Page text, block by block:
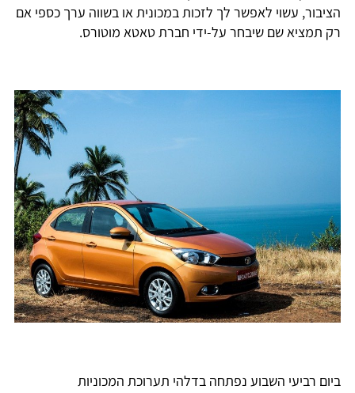
הציבור, עשוי לאפשר לך לזכות במכונית או בשווה ערך כספי אם
רק תמציא שם שיבחר על-ידי חברת טאטא מוטורס.
ביום רביעי השבוע נפתחה בדלהי תערוכת המכוניות